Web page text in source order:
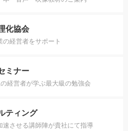
化協会
の経営者をサポート
ミナー
経営者が学ぶ最大級の勉強会
ティング
速させる講師陣が貴社にて指導